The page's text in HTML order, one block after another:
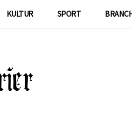
KULTUR SPORT